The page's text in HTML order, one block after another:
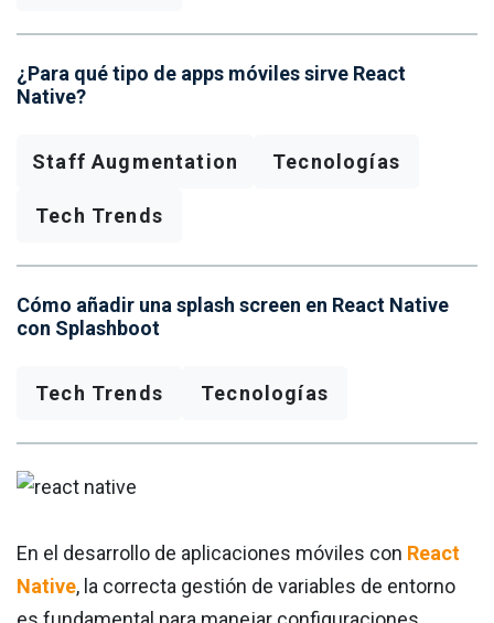
¿Para qué tipo de apps móviles sirve React
Native?
Staff Augmentation Tecnologías
Tech Trends
Cómo añadir una splash screen en React Native
con Splashboot
Tech Trends Tecnologías
En el desarrollo de aplicaciones móviles con React
Native, la correcta gestión de variables de entorno